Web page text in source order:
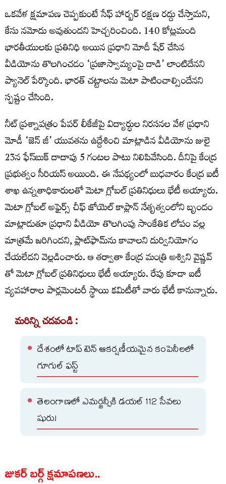
ఒకవేళ క్షమాపణ చెప్పకుంటే సేఫ్ హార్బర్ రక్షణ రద్దు చేస్తామని,
కేసు నమోదు అవుతుందని హెచ్చరించింది. 140 కోట్లమంది
భారతీయులకు ప్రతినిధి అయిన ప్రధాని మోదీ షేర్ చేసిన
వీడియోను తొలగించడం ‘ప్రజాస్వామ్యంపై దాడి’ లాంటిదేనని
ప్యానెల్‌ పేర్కొంది. భారత్ చట్టాలను మెటా పాటించాల్సిందేనని
స్పష్టం చేసింది.
నీట్ ప్రశ్నాపత్రం పేపర్ లీకేజీపై విద్యార్ధుల నిరసనల వేళ ప్రధాని
మోడీ ‘జెన్ జీ’ యువతను ఉద్దేశించి మాట్లాడిన వీడియోను జులై
23న ఫేస్‌బుక్ దాదాపు 5 గంటల పాటు నిలిపివేసింది. దీనిపై కేంద్ర
ప్రభుత్వం సీరియస్ అయింది. ఈ నేపథ్యంలో బుధవారం కేంద్ర ఐటీ
శాఖ ఉన్నతాధికారులతో మెటా గ్లోబల్ ప్రతినిధులు భేటీ అయ్యారు.
మెటా గ్లోబల్ అఫైర్స్ చీఫ్ జోయెల్ కాప్లాన్ నేతృత్వంలోని బృందం
మాట్లాడుతూ ప్రధాని వీడియో తొలగింపు సాంకేతిక లోపం వల్ల
మాత్రమే జరిగిందని, ప్లాట్‌ఫామ్‌ను కావాలని దుర్వినియోగం
చేయలేదని వెల్లడించారు. ఆ తర్వాతా కేంద్ర మంత్రి అశ్విని వైష్ణవ్
తో మెటా గ్లోబల్ ప్రతినిధులు భేటీ అయ్యారు. రేపు కూడా ఐటీ
వ్యవహారాల పార్లమెంటరీ స్థాయి కమిటీతో వారు భేటీ కానున్నారు.
మరిన్ని చదవండి :
దేశంలో టాప్ టెన్ ఆకర్షణీయమైన కంపెనీలలో
గూగుల్‌ ఫస్ట్‌
తెలంగాణలో ఎమర్జన్సీకి డయల్ 112 సేవలు
షురు!
జుకర్ బర్గ్ క్షమాపణలు..